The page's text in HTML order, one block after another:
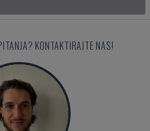
KONTAKTIRAJTE NAS!